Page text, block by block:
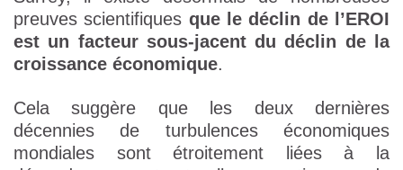
preuves scientifiques que le déclin de l’EROI
est un facteur sous-jacent du déclin de la
croissance économique.
Cela suggère que les deux dernières
décennies de turbulences économiques
mondiales sont étroitement liées à la